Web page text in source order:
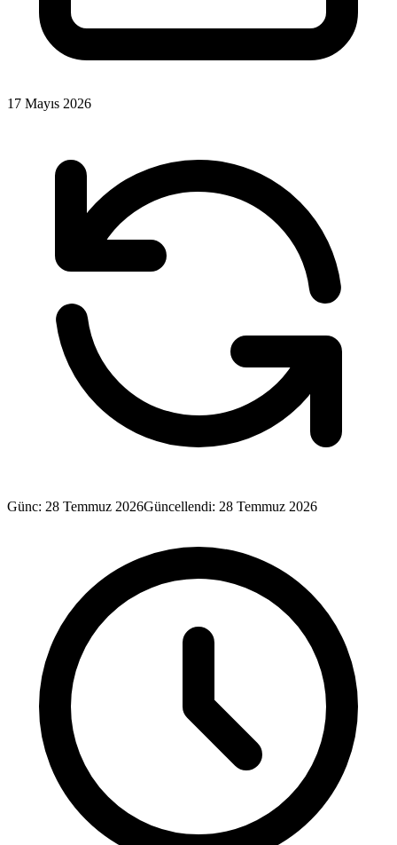
17 Mayıs 2026
Günc: 28 Temmuz 2026Güncellendi: 28 Temmuz 2026